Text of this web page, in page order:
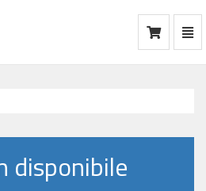
disponibile